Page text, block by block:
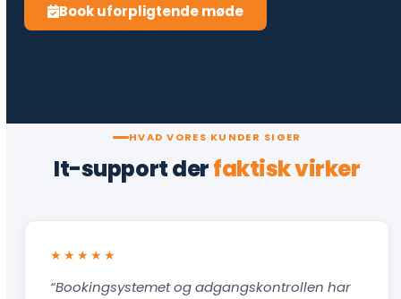
Book uforpligtende møde
HVAD VORES KUNDER SIGER
It-support derfaktisk virker
★★★★★
“Bookingsystemet og adgangskontrollen har